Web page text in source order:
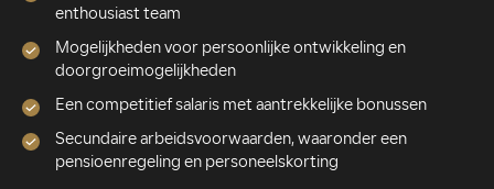
enthousiast team
Mogelijkheden voor persoonlijke ontwikkeling en
doorgroeimogelijkheden
Een competitief salaris met aantrekkelijke bonussen
Secundaire arbeidsvoorwaarden, waaronder een
pensioenregeling en personeelskorting